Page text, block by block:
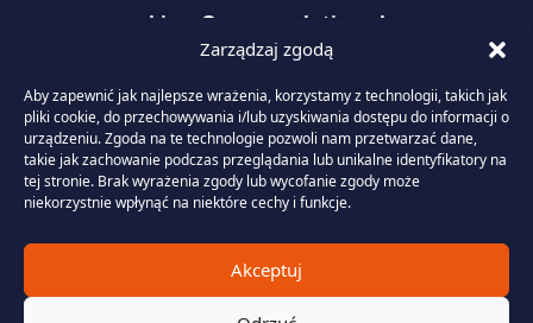
Zarządzaj zgodą
Aby zapewnić jak najlepsze wrażenia, korzystamy z technologii, takich jak
pliki cookie, do przechowywania i/lub uzyskiwania dostępu do informacji o
urządzeniu. Zgoda na te technologie pozwoli nam przetwarzać dane,
takie jak zachowanie podczas przeglądania lub unikalne identyfikatory na
tej stronie. Brak wyrażenia zgody lub wycofanie zgody może
niekorzystnie wpłynąć na niektóre cechy i funkcje.
Akceptuj
biuro@energysolution.pl
Usługi
Portfolio Management
Zarządzanie danymi rozliczeniowymi i telemetrycznymi
Wsparcie prawne i finansowanie